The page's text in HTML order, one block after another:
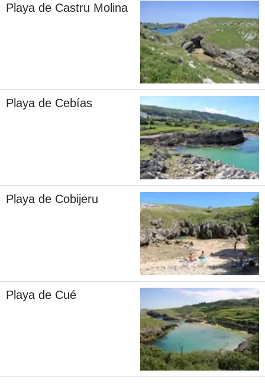
Playa de Castru Molina
Playa de Cebías
Playa de Cobijeru
Playa de Cué